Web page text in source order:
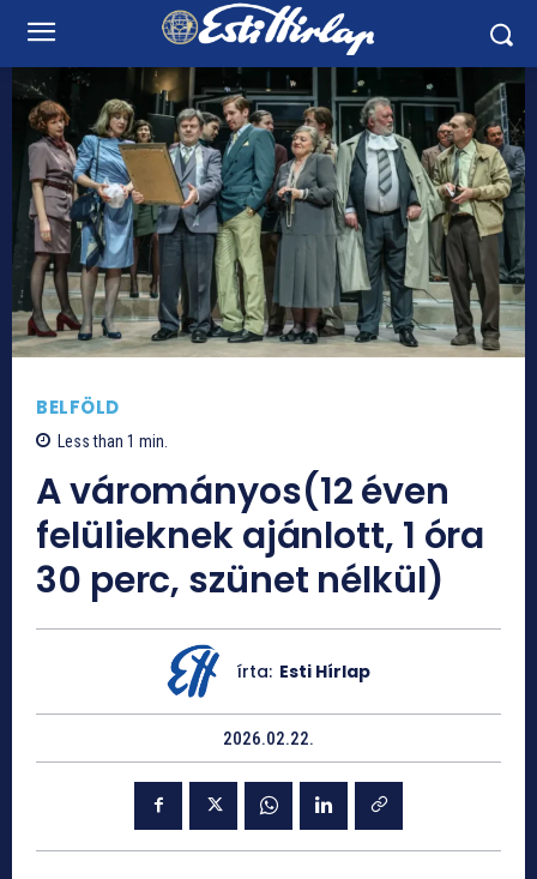
BELFÖLD
Less than 1 min.
A várományos(12 éven
felülieknek ajánlott, 1 óra
30 perc, szünet nélkül)
írta: Esti Hírlap
2026.02.22.